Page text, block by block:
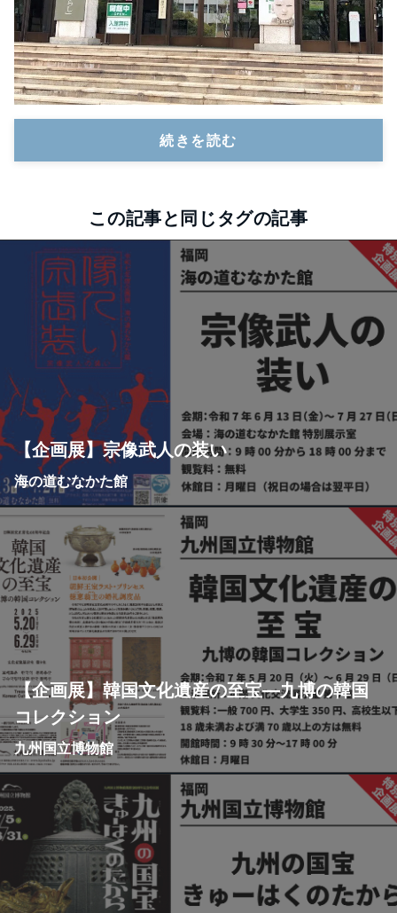
続きを読む
この記事と同じタグの記事
【企画展】宗像武人の装い
海の道むなかた館
【企画展】韓国文化遺産の至宝―九博の韓国
コレクション
九州国立博物館